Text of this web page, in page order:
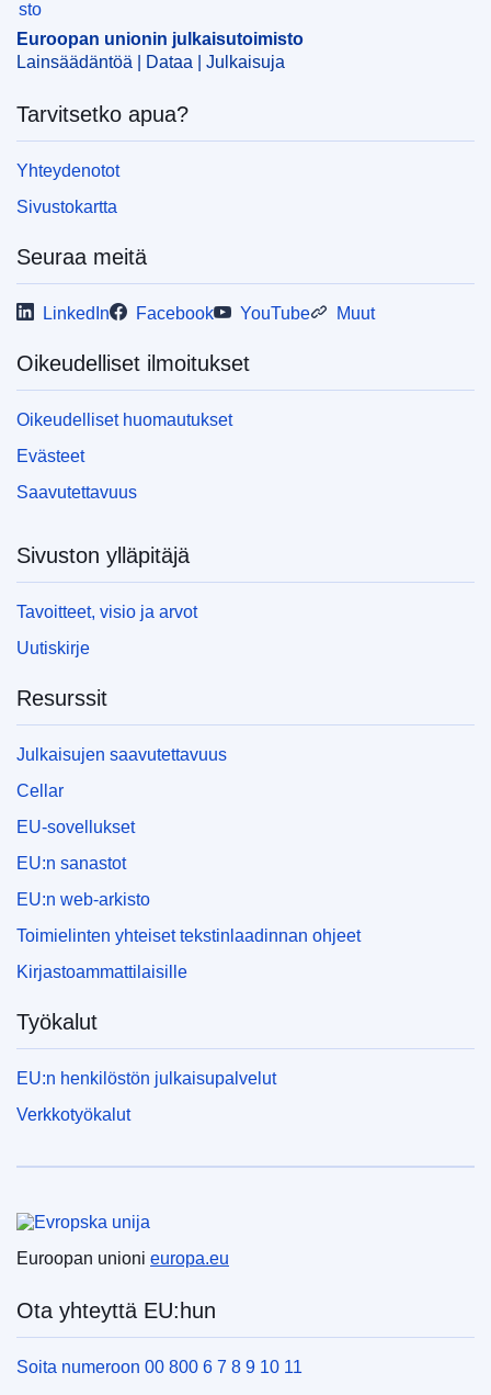
Euroopan unionin julkaisutoimisto
Lainsäädäntöä | Dataa | Julkaisuja
Tarvitsetko apua?
Yhteydenotot
Sivustokartta
Seuraa meitä
LinkedIn Facebook YouTube Muut
Oikeudelliset ilmoitukset
Oikeudelliset huomautukset
Evästeet
Saavutettavuus
Sivuston ylläpitäjä
Tavoitteet, visio ja arvot
Uutiskirje
Resurssit
Julkaisujen saavutettavuus
Cellar
EU-sovellukset
EU:n sanastot
EU:n web-arkisto
Toimielinten yhteiset tekstinlaadinnan ohjeet
Kirjastoammattilaisille
Työkalut
EU:n henkilöstön julkaisupalvelut
Verkkotyökalut
Euroopan unioni europa.eu
Ota yhteyttä EU:hun
Soita numeroon 00 800 6 7 8 9 10 11